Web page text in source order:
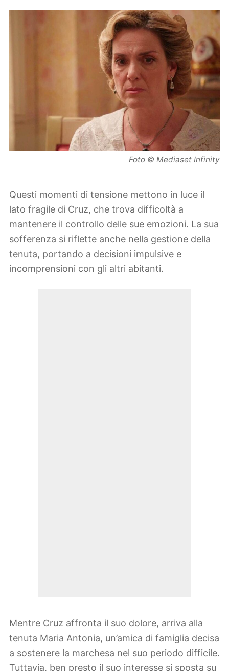
Foto © Mediaset Infinity
Questi momenti di tensione mettono in luce il
lato fragile di Cruz, che trova difficoltà a
mantenere il controllo delle sue emozioni. La sua
sofferenza si riflette anche nella gestione della
tenuta, portando a decisioni impulsive e
incomprensioni con gli altri abitanti.
Mentre Cruz affronta il suo dolore, arriva alla
tenuta Maria Antonia, un’amica di famiglia decisa
a sostenere la marchesa nel suo periodo difficile.
Tuttavia, ben presto il suo interesse si sposta su